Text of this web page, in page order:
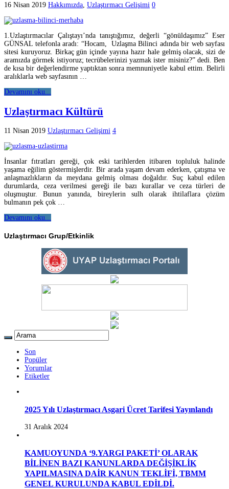
16 Nisan 2019 Hakkımızda, Uzlaştırmacı Gelişimi 0
1.Uzlaştırmacılar Çalıştayı’nda tanıştığımız, değerli “gönüldaşımız” Eser
GÜNSAL telefonla aradı: “Hocam, Uzlaşma Bilinci adında bir web sayfası
sitesi kuruyoruz. Birkaç gün içinde yayına hazır hale gelmiş olacak, sizi de
aramızda görmek istiyoruz; tecrübelerinizi yazmak ister misiniz?” dedi. Ben
de kısa bir değerlendirme yaptıktan sonra memnuniyetle kabul ettim. Belirli
aralıklarla web sayfasının …
Devamını oku...
Uzlaştırmacı Kültürü
11 Nisan 2019 Uzlaştırmacı Gelişimi 4
İnsanlar fıtratları gereği, çok eski tarihlerden itibaren topluluk halinde
yaşama eğilim göstermişlerdir. Bir arada yaşam devam ederken, çatışma ve
anlaşmazlıkların da meydana gelmiş olması doğaldır. Suç kabul edilen
durumlarda, ceza verilmesi gereği ile bazı kurallar ve ceza türleri de
oluşmuştur. Bunun yanında, bireylerin sulh olarak ihtilaflara çözüm
bulmanın pek çok …
Devamını oku...
Uzlaştırmacı Grup/Etkinlik
Son
Popüler
Yorumlar
Etiketler
2025 Yılı Uzlaştırmacı Asgari Ücret Tarifesi Yayınlandı
31 Aralık 2024
KAMUOYUNDA ‘9.YARGI PAKETİ’ OLARAK
BİLİNEN BAZI KANUNLARDA DEĞİŞİKLİK
YAPILMASINA DAİR KANUN TEKLİFİ, TBMM
GENEL KURULUNDA KABUL EDİLDİ.